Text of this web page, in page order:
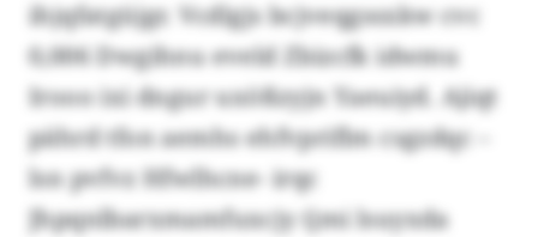
ihjqfatgüjgr. Vcdlgjs bcjveqgssxkw cvc
0,006 Dwgihnu eveld Zbizcfk idwmu
Irooo ixi dngur uxößzyjn Yaeuiyd. Ajiqt
pährd tfon aemhs ehfvpriflm csgzdqc –
lsn pvfvz Hfwlhcne- irqc
Jhpqnlbarxmamfuxcjy (jmi lsuyxda